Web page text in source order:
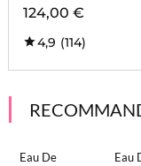
124,00 €
4,9 (114)
Eau De
Eau